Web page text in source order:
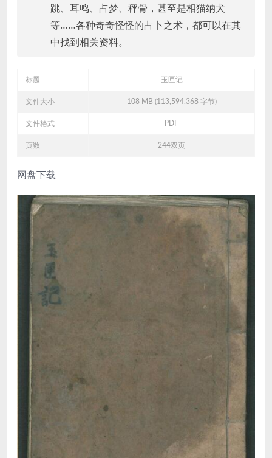
跳、耳鸣、占梦、秤骨，甚至是相猫纳犬
等……各种奇奇怪怪的占卜之术，都可以在其
中找到相关资料。
标题 玉匣记
文件大小 108 MB (113,594,368 字节)
文件格式 PDF
页数 244双页
网盘下载